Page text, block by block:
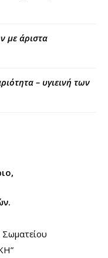
με άριστα
– υγιεινή των